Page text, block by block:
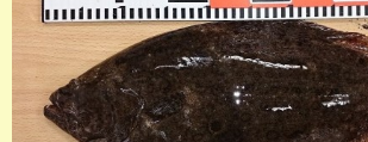
過去の釣果ランキング
ブログ・釣行記